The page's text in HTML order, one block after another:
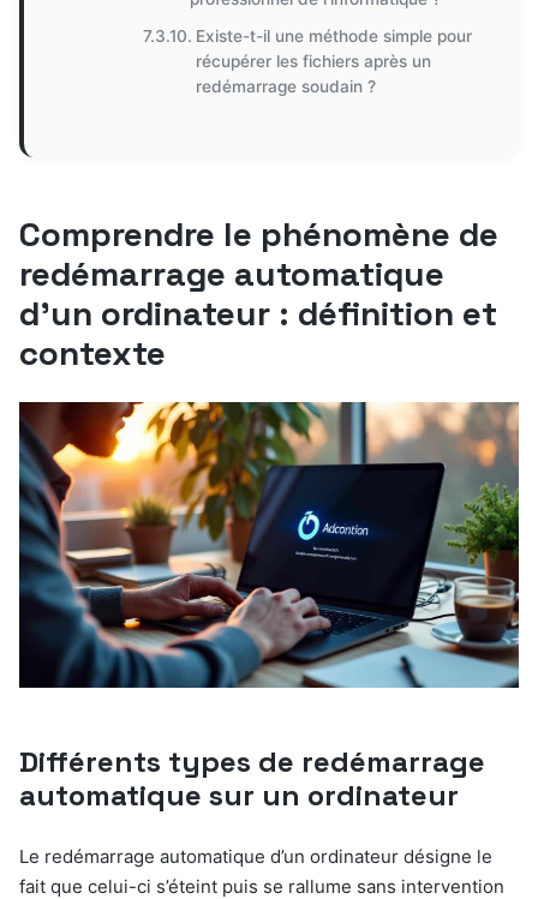
Existe-t-il une méthode simple pour
récupérer les fichiers après un
redémarrage soudain ?
Comprendre le phénomène de
redémarrage automatique
d’un ordinateur : définition et
contexte
Différents types de redémarrage
automatique sur un ordinateur
Le redémarrage automatique d’un ordinateur désigne le
fait que celui-ci s’éteint puis se rallume sans intervention